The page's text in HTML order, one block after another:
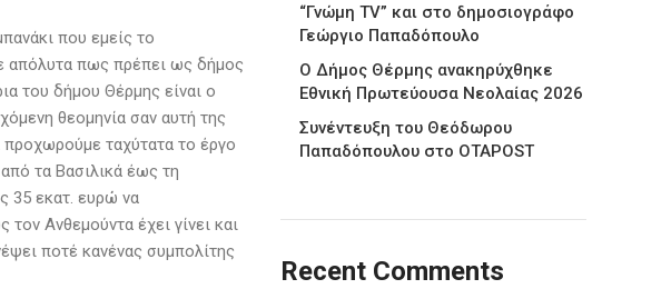
που εμείς το
απόλυτα πως πρέπει ως δήμος
του δήμου Θέρμης είναι ο
θεομηνία σαν αυτή της
προχωρούμε ταχύτατα το έργο
τα Βασιλικά έως τη
35 εκατ. ευρώ να
Ανθεμούντα έχει γίνει και
ποτέ κανένας συμπολίτης
“Γνώμη TV” και στο δημοσιογράφο
Γεώργιο Παπαδόπουλο
Ο Δήμος Θέρμης ανακηρύχθηκε
Εθνική Πρωτεύουσα Νεολαίας 2026
Συνέντευξη του Θεόδωρου
Παπαδόπουλου στο ΟΤΑPOST
Recent Comments